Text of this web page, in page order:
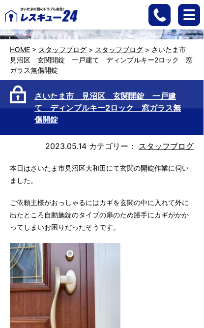
HOME > スタッフブログ > スタッフブログ > さいたま市
見沼区 玄関開錠 一戸建て ディンプルキー2ロック 窓
ガラス無傷開錠
さいたま市 見沼区 玄関開錠 一戸建
て ディンプルキー2ロック 窓ガラス無
傷開錠
2023.05.14 カテゴリー： スタッフブログ
本日はさいたま市見沼区大和田にて玄関の開錠作業に伺い
ました。
ご依頼主様がおっしゃるにはカギを玄関の中に入れて外に
出たところ自動施錠のタイプの扉のため勝手にカギがかか
ってしまいお困りだったそうです。